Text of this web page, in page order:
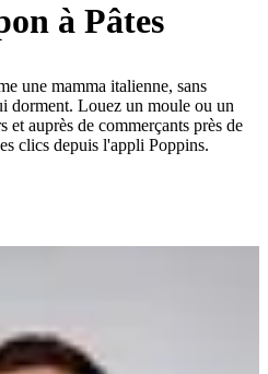
à Pâtes
une mamma italienne, sans
dorment. Louez un moule ou un
et auprès de commerçants près de
clics depuis l'appli Poppins.